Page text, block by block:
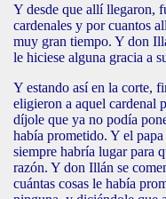
Y desde que allí llegaron,
cardenales y por cuantos
muy gran tiempo. Y don
le hiciese alguna gracia a
Y estando así en la corte,
eligieron a aquel cardenal
díjole que ya no podía
había prometido. Y el
siempre habría lugar para
razón. Y don Illán se
cuántas cosas le había